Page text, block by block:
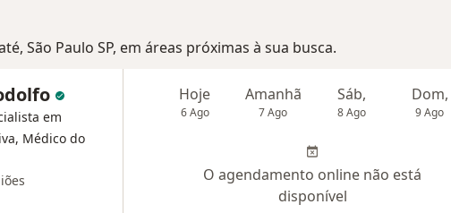
São Paulo SP, em áreas próximas à sua busca.
em
Médico do
Hoje
6 Ago
Amanhã
7 Ago
Sáb,
8 Ago
Dom,
9 Ago
O agendamento online não está
disponível